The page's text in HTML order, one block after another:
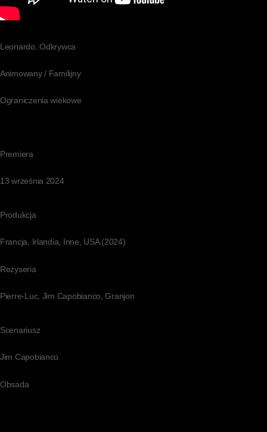
Leonardo. Odkrywca
Animowany / Familijny
Ograniczenia wiekowe
Premiera
13 września 2024
Produkcja
Francja, Irlandia, Inne, USA (2024)
Reżyseria
Pierre-Luc, Jim Capobianco, Granjon
Scenariusz
Jim Capobianco
Obsada